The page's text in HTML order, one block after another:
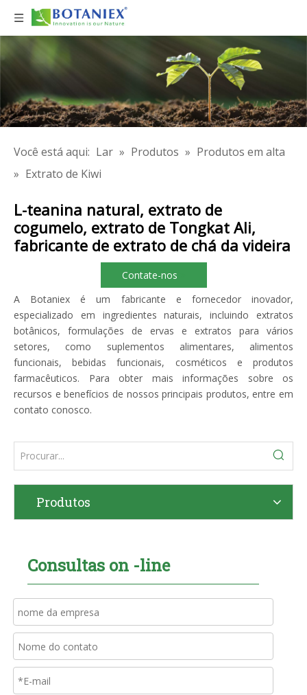
Você está aqui: Lar » Produtos » Produtos em alta
» Extrato de Kiwi
L-teanina natural, extrato de
cogumelo, extrato de Tongkat Ali,
fabricante de extrato de chá da videira
Contate-nos
A Botaniex é um fabricante e fornecedor inovador,
especializado em ingredientes naturais, incluindo extratos
botânicos, formulações de ervas e extratos para vários
setores, como suplementos alimentares, alimentos
funcionais, bebidas funcionais, cosméticos e produtos
farmacêuticos. Para obter mais informações sobre os
recursos e benefícios de nossos principais produtos, entre em
contato conosco.
Produtos
Consultas on -line